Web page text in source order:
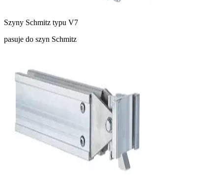
Szyny Schmitz typu V7
pasuje do szyn Schmitz